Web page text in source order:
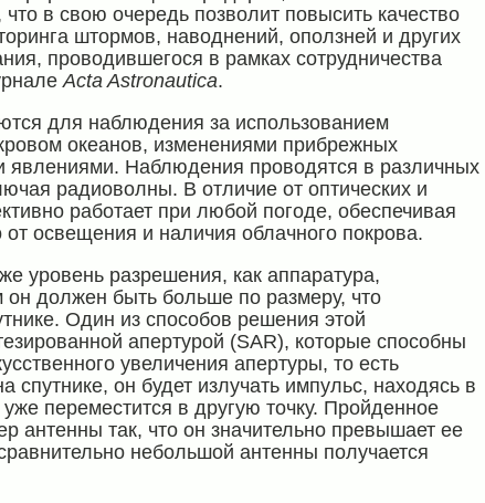
в свою очередь позволит повысить качество
штормов, наводнений, оползней и других
проводившегося в рамках сотрудничества
Acta Astronautica.
для наблюдения за использованием
океанов, изменениями прибрежных
явлениями. Наблюдения проводятся в различных
радиоволны. В отличие от оптических и
работает при любой погоде, обеспечивая
освещения и наличия облачного покрова.
уровень разрешения, как аппаратура,
должен быть больше по размеру, что
Один из способов решения этой
апертурой (SAR), которые способны
увеличения апертуры, то есть
он будет излучать импульс, находясь в
переместится в другую точку. Пройденное
антенны так, что он значительно превышает ее
небольшой антенны получается